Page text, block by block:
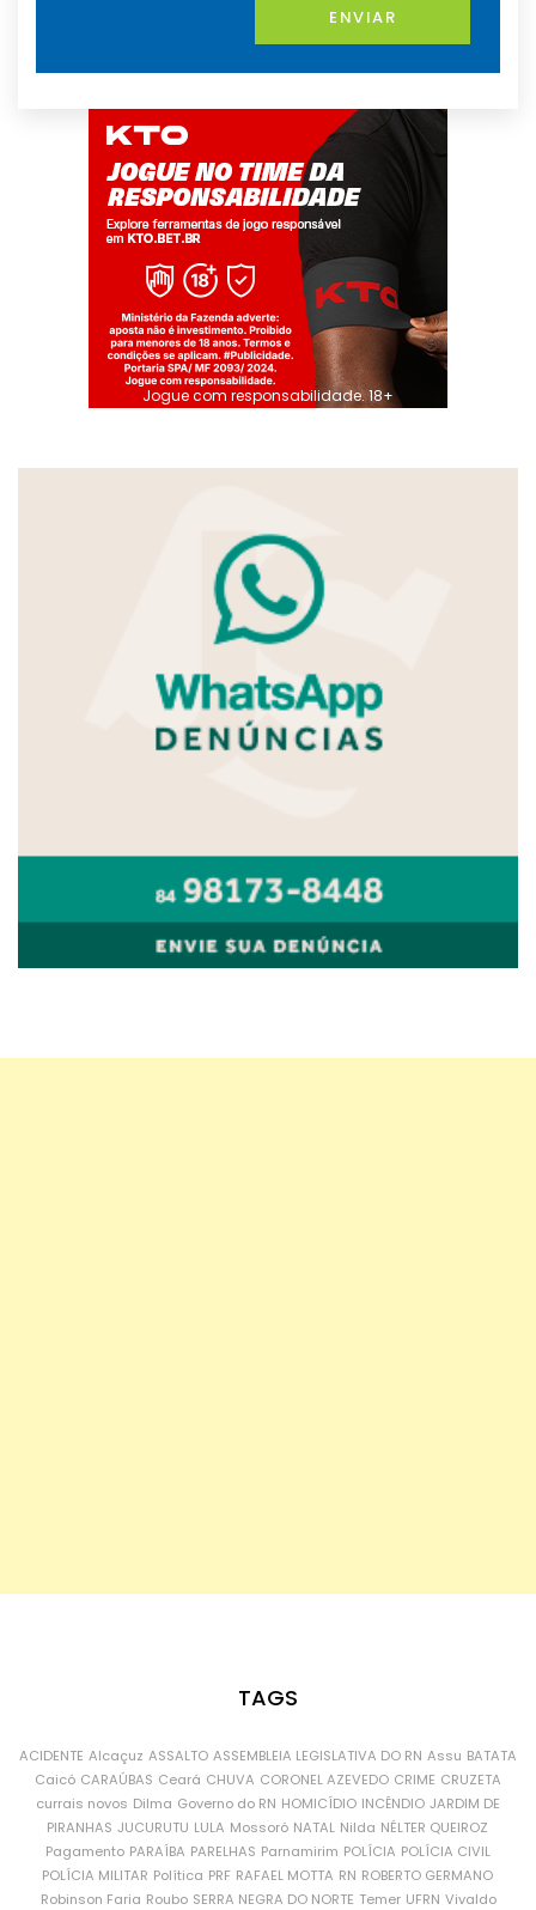
ENVIAR
Jogue com responsabilidade. 18+
TAGS
ACIDENTE Alcaçuz ASSALTO ASSEMBLEIA LEGISLATIVA DO RN Assu BATATA
Caicó CARAÚBAS Ceará CHUVA CORONEL AZEVEDO CRIME CRUZETA
currais novos Dilma Governo do RN HOMICÍDIO INCÊNDIO JARDIM DE
PIRANHAS JUCURUTU LULA Mossoró NATAL Nilda NÉLTER QUEIROZ
Pagamento PARAÍBA PARELHAS Parnamirim POLÍCIA POLÍCIA CIVIL
POLÍCIA MILITAR Política PRF RAFAEL MOTTA RN ROBERTO GERMANO
Robinson Faria Roubo SERRA NEGRA DO NORTE Temer UFRN Vivaldo